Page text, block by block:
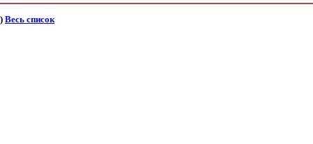
Весь список